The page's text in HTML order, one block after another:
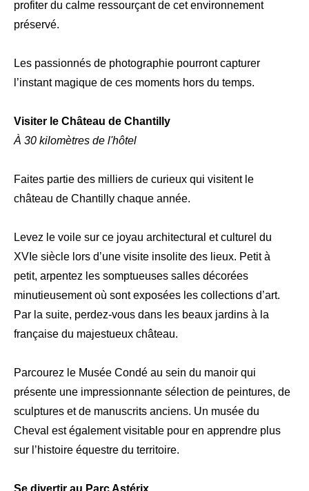
profiter du calme ressourçant de cet environnement
préservé.
Les passionnés de photographie pourront capturer
l’instant magique de ces moments hors du temps.
Visiter le Château de Chantilly
À 30 kilomètres de l'hôtel
Faites partie des milliers de curieux qui visitent le
château de Chantilly chaque année.
Levez le voile sur ce joyau architectural et culturel du
XVIe siècle lors d’une visite insolite des lieux. Petit à
petit, arpentez les somptueuses salles décorées
minutieusement où sont exposées les collections d’art.
Par la suite, perdez-vous dans les beaux jardins à la
française du majestueux château.
Parcourez le Musée Condé au sein du manoir qui
présente une impressionnante sélection de peintures, de
sculptures et de manuscrits anciens. Un musée du
Cheval est également visitable pour en apprendre plus
sur l’histoire équestre du territoire.
Se divertir au Parc Astérix